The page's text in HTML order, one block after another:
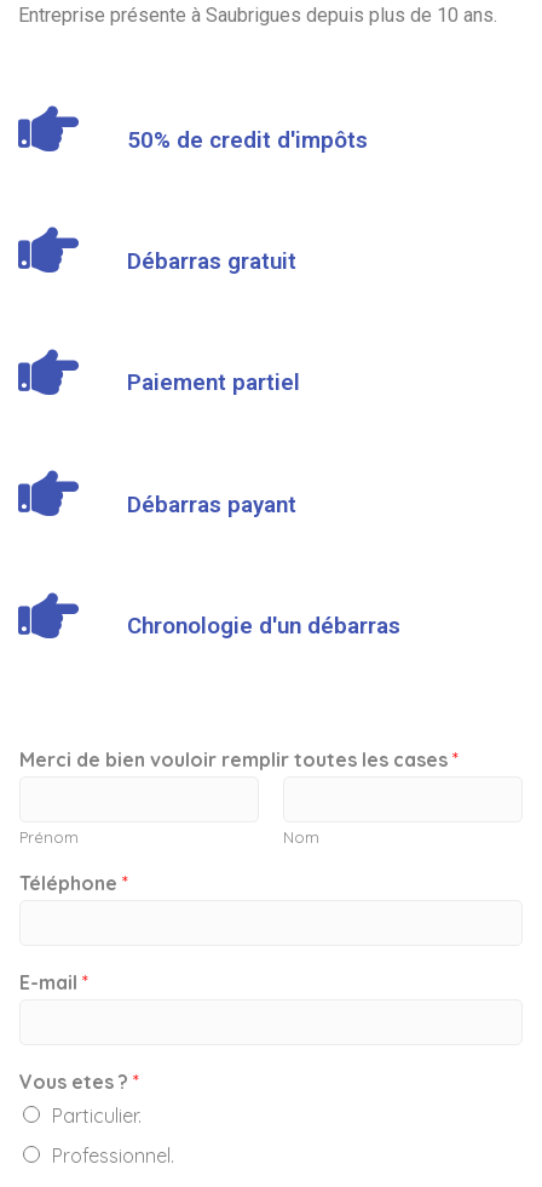
Entreprise présente à Saubrigues depuis plus de 10 ans.
50% de credit d'impôts
Débarras gratuit
Paiement partiel
Débarras payant
Chronologie d'un débarras
Merci de bien vouloir remplir toutes les cases *
Prénom Nom
Téléphone *
E-mail *
Vous etes ? *
Particulier.
Professionnel.